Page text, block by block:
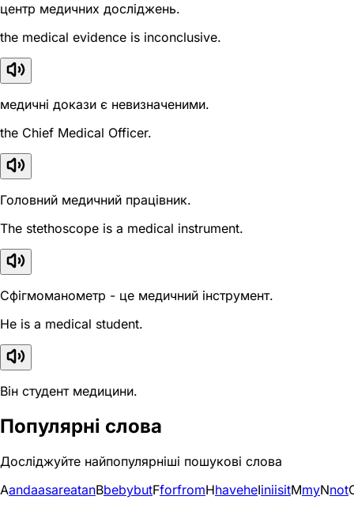
центр медичних досліджень.
the medical evidence is inconclusive.
медичні докази є невизначеними.
the Chief Medical Officer.
Головний медичний працівник.
The stethoscope is a medical instrument.
Сфігмоманометр - це медичний інструмент.
He is a medical student.
Він студент медицини.
Популярні слова
Досліджуйте найпопулярніші пошукові слова
AandaasareatanBbebybutFforfromHhaveheIiniisitMmyNnot